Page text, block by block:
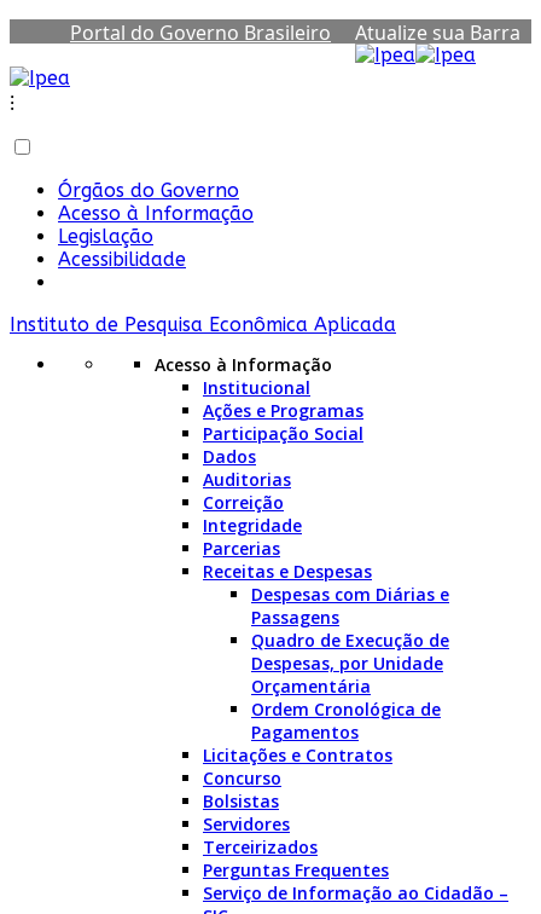
Portal do Governo Brasileiro
Atualize sua Barra
⁝
Órgãos do Governo
Acesso à Informação
Legislação
Acessibilidade
Instituto de Pesquisa Econômica Aplicada
Acesso à Informação
Institucional
Ações e Programas
Participação Social
Dados
Auditorias
Correição
Integridade
Parcerias
Receitas e Despesas
Despesas com Diárias e
Passagens
Quadro de Execução de
Despesas, por Unidade
Orçamentária
Ordem Cronológica de
Pagamentos
Licitações e Contratos
Concurso
Bolsistas
Servidores
Terceirizados
Perguntas Frequentes
Serviço de Informação ao Cidadão –